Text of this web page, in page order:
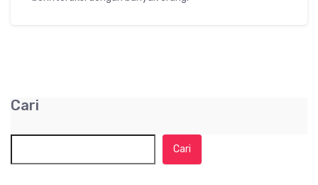
Cari
Cari